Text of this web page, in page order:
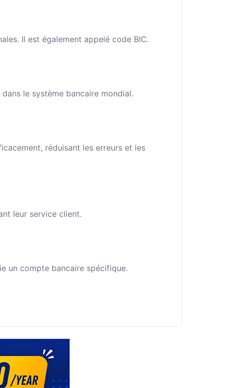
Il est également appelé code BIC.
le système bancaire mondial.
réduisant les erreurs et les
leur service client.
un compte bancaire spécifique.